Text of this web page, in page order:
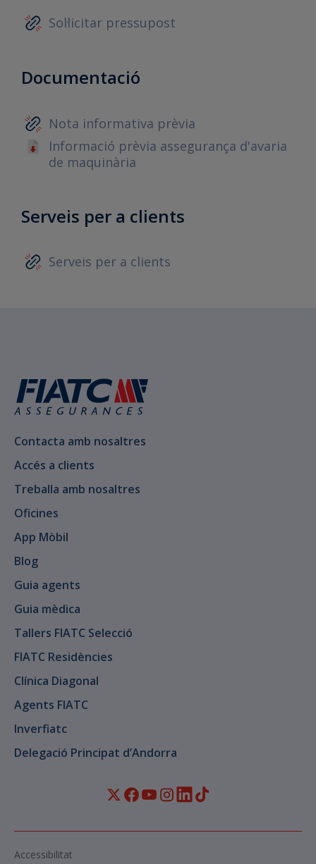
Sol·licitar pressupost
Documentació
Nota informativa prèvia
Informació prèvia assegurança d'avaria
de maquinària
Serveis per a clients
Serveis per a clients
Contacta amb nosaltres
Accés a clients
Treballa amb nosaltres
Oficines
App Mòbil
Blog
Guia agents
Guia mèdica
Tallers FIATC Selecció
FIATC Residències
Clínica Diagonal
Agents FIATC
Inverfiatc
Delegació Principat d’Andorra
Accessibilitat